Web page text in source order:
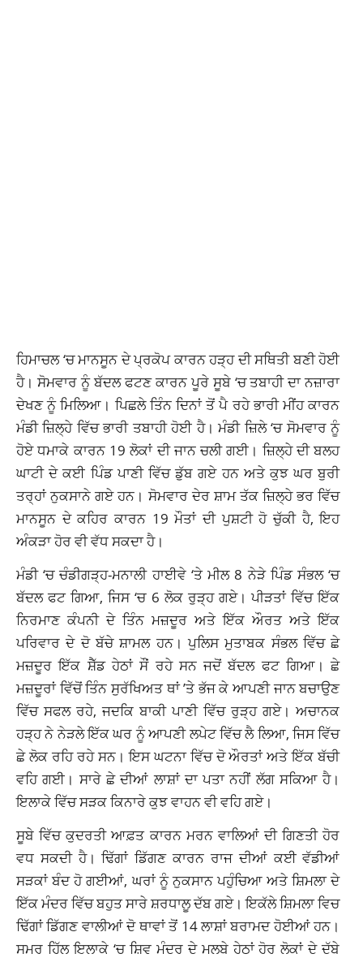
ਹਿਮਾਚਲ ‘ਚ ਮਾਨਸੂਨ ਦੇ ਪ੍ਰਕੋਪ ਕਾਰਨ ਹੜ੍ਹ ਦੀ ਸਥਿਤੀ ਬਣੀ ਹੋਈ
ਹੈ। ਸੋਮਵਾਰ ਨੂੰ ਬੱਦਲ ਫਟਣ ਕਾਰਨ ਪੂਰੇ ਸੂਬੇ ‘ਚ ਤਬਾਹੀ ਦਾ ਨਜ਼ਾਰਾ
ਦੇਖਣ ਨੂੰ ਮਿਲਿਆ। ਪਿਛਲੇ ਤਿੰਨ ਦਿਨਾਂ ਤੋਂ ਪੈ ਰਹੇ ਭਾਰੀ ਮੀਂਹ ਕਾਰਨ
ਮੰਡੀ ਜ਼ਿਲ੍ਹੇ ਵਿੱਚ ਭਾਰੀ ਤਬਾਹੀ ਹੋਈ ਹੈ। ਮੰਡੀ ਜ਼ਿਲੇ ‘ਚ ਸੋਮਵਾਰ ਨੂੰ
ਹੋਏ ਧਮਾਕੇ ਕਾਰਨ 19 ਲੋਕਾਂ ਦੀ ਜਾਨ ਚਲੀ ਗਈ। ਜ਼ਿਲ੍ਹੇ ਦੀ ਬਲਹ
ਘਾਟੀ ਦੇ ਕਈ ਪਿੰਡ ਪਾਣੀ ਵਿੱਚ ਡੁੱਬ ਗਏ ਹਨ ਅਤੇ ਕੁਝ ਘਰ ਬੁਰੀ
ਤਰ੍ਹਾਂ ਨੁਕਸਾਨੇ ਗਏ ਹਨ। ਸੋਮਵਾਰ ਦੇਰ ਸ਼ਾਮ ਤੱਕ ਜ਼ਿਲ੍ਹੇ ਭਰ ਵਿੱਚ
ਮਾਨਸੂਨ ਦੇ ਕਹਿਰ ਕਾਰਨ 19 ਮੌਤਾਂ ਦੀ ਪੁਸ਼ਟੀ ਹੋ ​​ਚੁੱਕੀ ਹੈ, ਇਹ
ਅੰਕੜਾ ਹੋਰ ਵੀ ਵੱਧ ਸਕਦਾ ਹੈ।
ਮੰਡੀ ‘ਚ ਚੰਡੀਗੜ੍ਹ-ਮਨਾਲੀ ਹਾਈਵੇ ‘ਤੇ ਮੀਲ 8 ਨੇੜੇ ਪਿੰਡ ਸੰਭਲ ‘ਚ
ਬੱਦਲ ਫਟ ਗਿਆ, ਜਿਸ ‘ਚ 6 ਲੋਕ ਰੁੜ੍ਹ ਗਏ। ਪੀੜਤਾਂ ਵਿੱਚ ਇੱਕ
ਨਿਰਮਾਣ ਕੰਪਨੀ ਦੇ ਤਿੰਨ ਮਜ਼ਦੂਰ ਅਤੇ ਇੱਕ ਔਰਤ ਅਤੇ ਇੱਕ
ਪਰਿਵਾਰ ਦੇ ਦੋ ਬੱਚੇ ਸ਼ਾਮਲ ਹਨ। ਪੁਲਿਸ ਮੁਤਾਬਕ ਸੰਭਲ ਵਿੱਚ ਛੇ
ਮਜ਼ਦੂਰ ਇੱਕ ਸ਼ੈੱਡ ਹੇਠਾਂ ਸੌਂ ਰਹੇ ਸਨ ਜਦੋਂ ਬੱਦਲ ਫਟ ਗਿਆ। ਛੇ
ਮਜ਼ਦੂਰਾਂ ਵਿੱਚੋਂ ਤਿੰਨ ਸੁਰੱਖਿਅਤ ਥਾਂ ’ਤੇ ਭੱਜ ਕੇ ਆਪਣੀ ਜਾਨ ਬਚਾਉਣ
ਵਿੱਚ ਸਫਲ ਰਹੇ, ਜਦਕਿ ਬਾਕੀ ਪਾਣੀ ਵਿੱਚ ਰੁੜ੍ਹ ਗਏ। ਅਚਾਨਕ
ਹੜ੍ਹ ਨੇ ਨੇੜਲੇ ਇੱਕ ਘਰ ਨੂੰ ਆਪਣੀ ਲਪੇਟ ਵਿੱਚ ਲੈ ਲਿਆ, ਜਿਸ ਵਿੱਚ
ਛੇ ਲੋਕ ਰਹਿ ਰਹੇ ਸਨ। ਇਸ ਘਟਨਾ ਵਿੱਚ ਦੋ ਔਰਤਾਂ ਅਤੇ ਇੱਕ ਬੱਚੀ
ਵਹਿ ਗਈ। ਸਾਰੇ ਛੇ ਦੀਆਂ ਲਾਸ਼ਾਂ ਦਾ ਪਤਾ ਨਹੀਂ ਲੱਗ ਸਕਿਆ ਹੈ।
ਇਲਾਕੇ ਵਿੱਚ ਸੜਕ ਕਿਨਾਰੇ ਕੁਝ ਵਾਹਨ ਵੀ ਵਹਿ ਗਏ।
ਸੂਬੇ ਵਿੱਚ ਕੁਦਰਤੀ ਆਫ਼ਤ ਕਾਰਨ ਮਰਨ ਵਾਲਿਆਂ ਦੀ ਗਿਣਤੀ ਹੋਰ
ਵਧ ਸਕਦੀ ਹੈ। ਢਿੱਗਾਂ ਡਿੱਗਣ ਕਾਰਨ ਰਾਜ ਦੀਆਂ ਕਈ ਵੱਡੀਆਂ
ਸੜਕਾਂ ਬੰਦ ਹੋ ਗਈਆਂ, ਘਰਾਂ ਨੂੰ ਨੁਕਸਾਨ ਪਹੁੰਚਿਆ ਅਤੇ ਸ਼ਿਮਲਾ ਦੇ
ਇੱਕ ਮੰਦਰ ਵਿੱਚ ਬਹੁਤ ਸਾਰੇ ਸ਼ਰਧਾਲੂ ਦੱਬ ਗਏ। ਇਕੱਲੇ ਸ਼ਿਮਲਾ ਵਿਚ
ਢਿੱਗਾਂ ਡਿੱਗਣ ਵਾਲੀਆਂ ਦੋ ਥਾਵਾਂ ਤੋਂ 14 ਲਾਸ਼ਾਂ ਬਰਾਮਦ ਹੋਈਆਂ ਹਨ।
ਸਮਰ ਹਿੱਲ ਇਲਾਕੇ ‘ਚ ਸ਼ਿਵ ਮੰਦਰ ਦੇ ਮਲਬੇ ਹੇਠਾਂ ਹੋਰ ਲੋਕਾਂ ਦੇ ਦੱਬੇ